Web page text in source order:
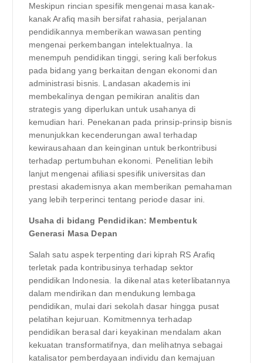
Meskipun rincian spesifik mengenai masa kanak-
kanak Arafiq masih bersifat rahasia, perjalanan
pendidikannya memberikan wawasan penting
mengenai perkembangan intelektualnya. Ia
menempuh pendidikan tinggi, sering kali berfokus
pada bidang yang berkaitan dengan ekonomi dan
administrasi bisnis. Landasan akademis ini
membekalinya dengan pemikiran analitis dan
strategis yang diperlukan untuk usahanya di
kemudian hari. Penekanan pada prinsip-prinsip bisnis
menunjukkan kecenderungan awal terhadap
kewirausahaan dan keinginan untuk berkontribusi
terhadap pertumbuhan ekonomi. Penelitian lebih
lanjut mengenai afiliasi spesifik universitas dan
prestasi akademisnya akan memberikan pemahaman
yang lebih terperinci tentang periode dasar ini.
Usaha di bidang Pendidikan: Membentuk
Generasi Masa Depan
Salah satu aspek terpenting dari kiprah RS Arafiq
terletak pada kontribusinya terhadap sektor
pendidikan Indonesia. Ia dikenal atas keterlibatannya
dalam mendirikan dan mendukung lembaga
pendidikan, mulai dari sekolah dasar hingga pusat
pelatihan kejuruan. Komitmennya terhadap
pendidikan berasal dari keyakinan mendalam akan
kekuatan transformatifnya, dan melihatnya sebagai
katalisator pemberdayaan individu dan kemajuan